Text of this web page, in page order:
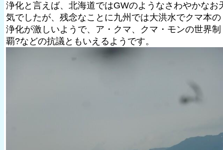
浄化と言えば、北海道ではGWのようなさわやかなお
気でしたが、残念なことに九州では大洪水でクマ本の
浄化が激しいようで、ア・クマ、クマ・モンの世界制
覇?などの抗議ともいえるようです。